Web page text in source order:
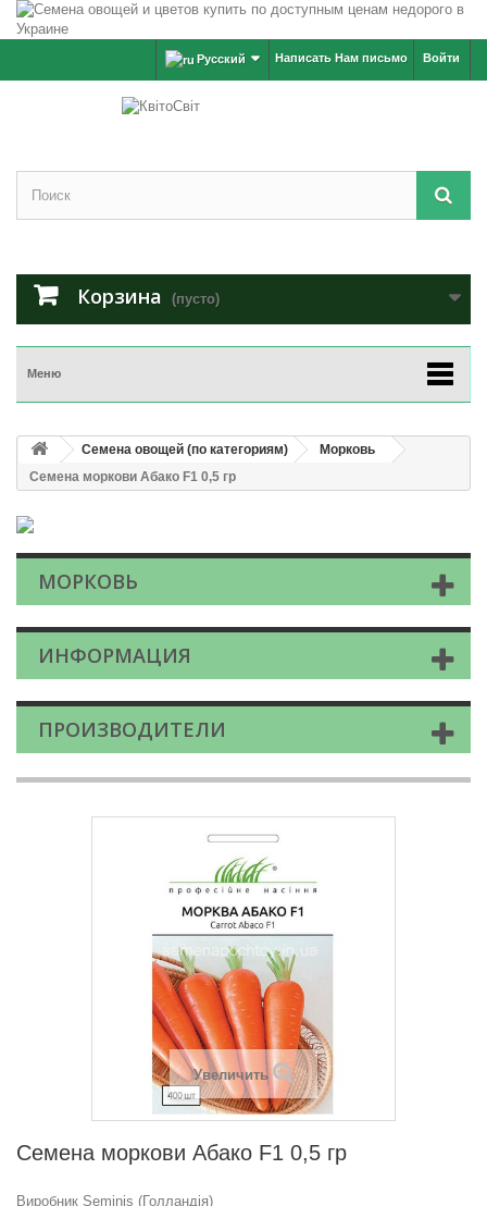
Войти
Написать Нам письмо
Русский
Корзина (пусто)
Меню
Семена овощей (по категориям)
Морковь
Семена моркови Абако F1 0,5 гр
МОРКОВЬ
ИНФОРМАЦИЯ
ПРОИЗВОДИТЕЛИ
Увеличить
Семена моркови Абако F1 0,5 гр
Виробник Seminis (Голландія)